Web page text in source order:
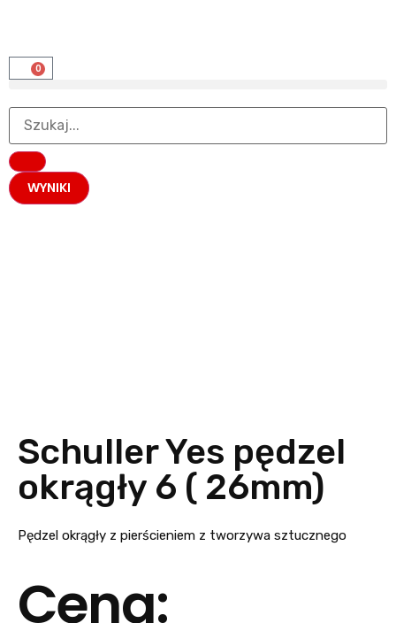
0
WYNIKI
Schuller Yes pędzel
okrągły 6 ( 26mm)
Pędzel okrągły z pierścieniem z tworzywa sztucznego
Cena: